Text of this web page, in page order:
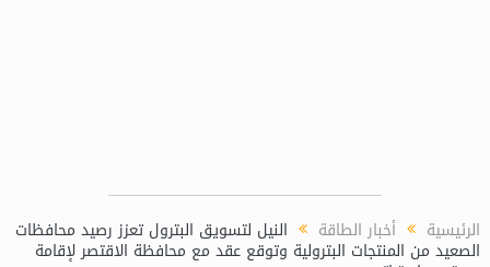
الرئيسية أخبار الطاقة النيل لتسويق البترول تعزز رصيد محافظات
الصعيد من المنتجات البترولية وتوقع عقد مع محافظة الاقتصر لإقامة